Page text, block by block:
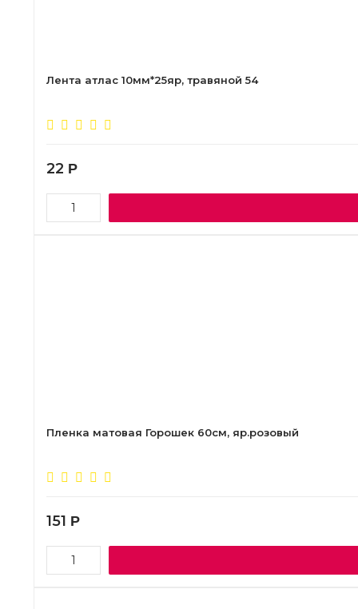
Лента атлас 10мм*25яр, травяной 54
22 Р
Пленка матовая Горошек 60см, яр.розовый
151 Р